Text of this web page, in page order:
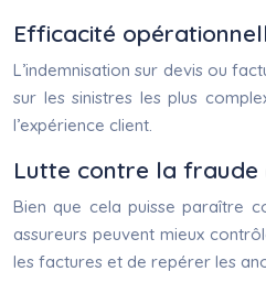
Efficacité
L’indemnisation sur devis ou
sur les sinistres les plus
l’expérience client.
Lutte contre la
Bien que cela puisse paraître
assureurs peuvent mieux
les factures et de repérer les